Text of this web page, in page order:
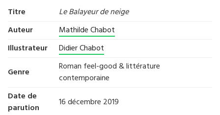
Titre
Le Balayeur de neige
Auteur
Mathilde Chabot
Illustrateur
Didier Chabot
Genre
Roman feel-good & littérature
contemporaine
Date de
parution
16 décembre 2019